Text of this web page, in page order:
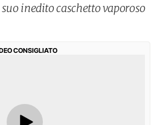
inedito caschetto vaporoso
CONSIGLIATO